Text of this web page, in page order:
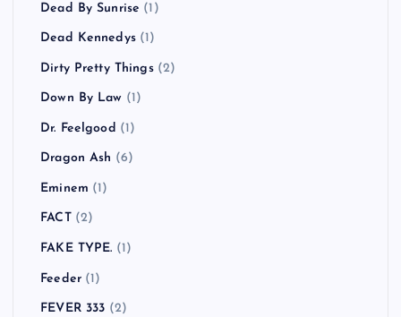
Dead By Sunrise (1)
Dead Kennedys(1)
Dirty Pretty Things(2)
Down By Law (1)
Dr. Feelgood (1)
Dragon Ash (6)
Eminem (1)
FACT(2)
FAKE TYPE. (1)
Feeder(1)
FEVER 333 (2)